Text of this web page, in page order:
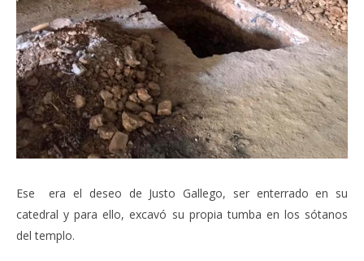
Ese era el deseo de Justo Gallego, ser enterrado en su
catedral y para ello, excavó su propia tumba en los sótanos
del templo.